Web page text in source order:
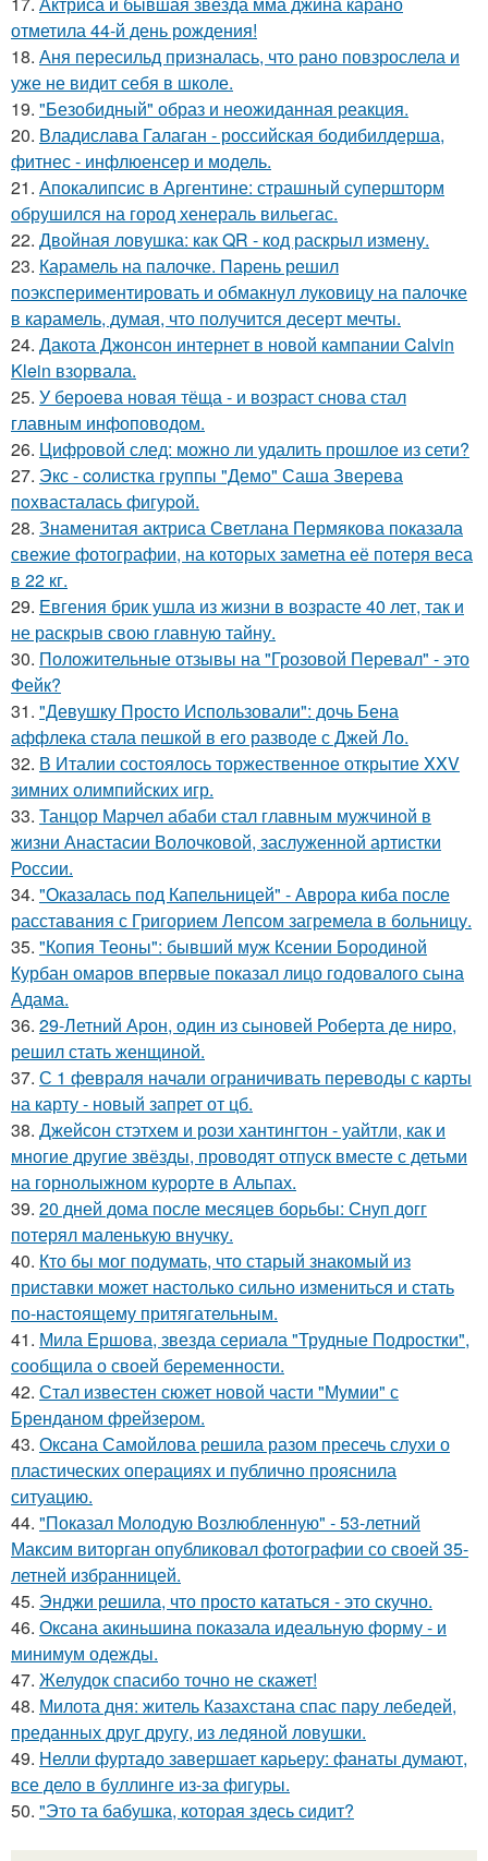
отметила 44-й день рождения!
18. Аня пересильд призналась, что рано повзрослела и
уже не видит себя в школе.
19. "Безобидный" образ и неожиданная реакция.
20. Владислава Галаган - российская бодибилдерша,
фитнес - инфлюенсер и модель.
21. Апокалипсис в Аргентине: страшный супершторм
обрушился на город хенераль вильегас.
22. Двойная ловушка: как QR - код раскрыл измену.
23. Карамель на палочке. Парень решил
поэкспериментировать и обмакнул луковицу на палочке
в карамель, думая, что получится десерт мечты.
24. Дакота Джонсон интернет в новой кампании Calvin
Klein взорвала.
25. У бероева новая тёща - и возраст снова стал
главным инфоповодом.
26. Цифровой след: можно ли удалить прошлое из сети?
27. Экс - coлистка группы "Демо" Саша Зверева
пoхвасталась фигуpoй.
28. Знаменитая актриса Светлана Пермякова показала
свежие фотографии, на которых заметна её потеря веса
в 22 кг.
29. Евгения брик ушла из жизни в возрасте 40 лет, так и
не раскрыв свою главную тайну.
30. Положительные отзывы на "Грозовой Перевал" - это
Фейк?
31. "Девушку Просто Использовали": дочь Бена
аффлека стала пешкой в его разводе с Джей Ло.
32. В Италии состоялось торжественное открытие XXV
зимних олимпийских игр.
33. Танцор Марчел абаби стал главным мужчиной в
жизни Анастасии Волочковой, заслуженной артистки
России.
34. "Оказалась под Капельницей" - Аврора киба после
расставания с Григорием Лепсом загремела в больницу.
35. "Копия Теоны": бывший муж Ксении Бородиной
Курбан омаров впервые показал лицо годовалого сына
Адама.
36. 29-Летний Арон, один из сыновей Роберта де ниро,
решил стать женщиной.
37. С 1 февраля начали ограничивать переводы с карты
на карту - новый запрет от цб.
38. Джейсон стэтхем и рози хантингтон - уайтли, как и
многие другие звёзды, проводят отпуск вместе с детьми
на горнолыжном курорте в Альпах.
39. 20 дней дома после месяцев борьбы: Снуп догг
потерял маленькую внучку.
40. Кто бы мог подумать, что старый знакомый из
приставки может настолько сильно измениться и стать
по-настоящему притягательным.
41. Мила Ершова, звезда сериала "Трудные Подростки",
сообщила о своей беременности.
42. Стал известен сюжет новой части "Мумии" с
Бренданом фрейзером.
43. Оксана Самойлова решила разом пресечь слухи о
пластических операциях и публично прояснила
ситуацию.
44. "Показал Молодую Возлюбленную" - 53-летний
Максим виторган опубликовал фотографии со своей 35-
летней избранницей.
45. Энджи решила, что просто кататься - это скучно.
46. Оксана акиньшина показала идеальную форму - и
минимум одежды.
47. Желудок спасибо точно не скажет!
48. Милота дня: житель Казахстана спас пару лебедей,
преданных друг другу, из ледяной ловушки.
49. Нелли фуртадо завершает карьеру: фанаты думают,
все дело в буллинге из-за фигуры.
50. "Это та бабушка, которая здесь сидит?